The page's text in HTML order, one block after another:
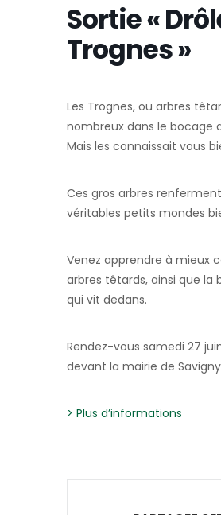
Sortie «
Trognes »
Les Trognes, ou arbres
nombreux dans le bocage
Mais les connaissait vous
Ces gros arbres
véritables petits mondes
Venez apprendre à mieux
arbres têtards, ainsi que la
qui vit dedans.
Rendez-vous samedi 27
devant la mairie de
> Plus d’informations